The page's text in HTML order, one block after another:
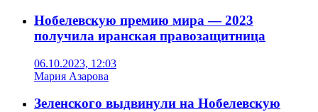
Нобелевскую премию мира — 2023
получила иранская правозащитница
06.10.2023, 12:03
Мария Азарова
Зеленского выдвинули на Нобелевскую